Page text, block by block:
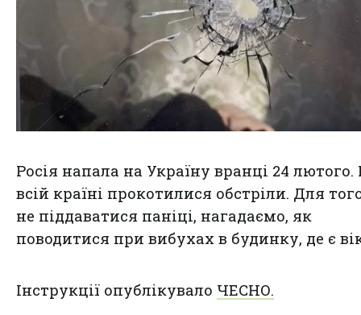
Росія напала на Україну вранці 24 лютого.
всій країні прокотилися обстріли. Для
не піддаватися паніці, нагадаємо, як
поводитися при вибухах в будинку, де є
Інструкції опублікувало ЧЕСНО.